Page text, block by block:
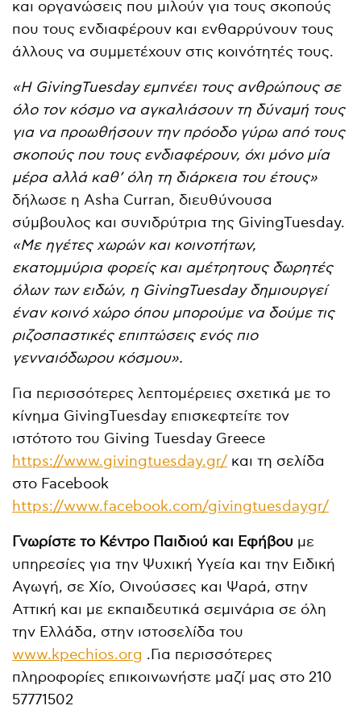
και οργανώσεις που μιλούν για τους σκοπούς
που τους ενδιαφέρουν και ενθαρρύνουν τους
άλλους να συμμετέχουν στις κοινότητές τους.
«Η GivingTuesday εμπνέει τους ανθρώπους σε
όλο τον κόσμο να αγκαλιάσουν τη δύναμή τους
για να προωθήσουν την πρόοδο γύρω από τους
σκοπούς που τους ενδιαφέρουν, όχι μόνο μία
μέρα αλλά καθ’ όλη τη διάρκεια του έτους»
δήλωσε η Asha Curran, διευθύνουσα
σύμβουλος και συνιδρύτρια της GivingTuesday.
«Με ηγέτες χωρών και κοινοτήτων,
εκατομμύρια φορείς και αμέτρητους δωρητές
όλων των ειδών, η GivingTuesdayδημιουργεί
έναν κοινό χώρο όπου μπορούμε να δούμε τις
ριζοσπαστικές επιπτώσεις ενός πιο
γενναιόδωρου κόσμου».
Για περισσότερες λεπτομέρειες σχετικά με το
κίνημα GivingTuesday επισκεφτείτε τον
ιστότοτο του Giving Tuesday Greece
https://www.givingtuesday.gr/ και τη σελίδα
στο Facebook
https://www.facebook.com/givingtuesdaygr/
Γνωρίστε το Κέντρο Παιδιού και Εφήβου με
υπηρεσίες για την Ψυχική Υγεία και την Ειδική
Αγωγή, σε Χίο, Οινούσσες και Ψαρά, στην
Αττική και με εκπαιδευτικά σεμινάρια σε όλη
την Ελλάδα, στην ιστοσελίδα του
www.kpechios.org .Για περισσότερες
πληροφορίες επικοινωνήστε μαζί μας στο 210
57771502